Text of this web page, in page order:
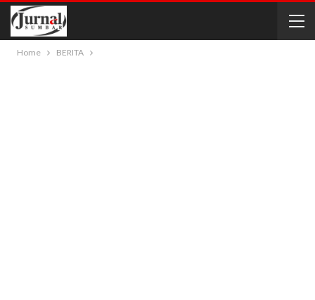
Home BERITA